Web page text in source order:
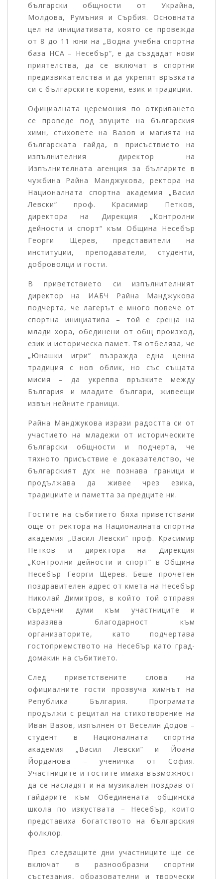
български общности от Украйна,
Молдова, Румъния и Сърбия. Основната
цел на инициативата, която се провежда
от 8 до 11 юни на „Водна учебна спортна
база НСА – Несебър“, е да създадат нови
приятелства, да се включат в спортни
предизвикателства и да укрепят връзката
си с българските корени, език и традиции.
Официалната церемония по откриването
се проведе под звуците на българския
химн, стиховете на Вазов и магията на
българската гайда, в присъствието на
изпълнителния директор на
Изпълнителната агенция за българите в
чужбина Райна Манджукова, ректора на
Националната спортна академия „Васил
Левски“ проф. Красимир Петков,
директора на Дирекция „Контролни
дейности и спорт“ към Община Несебър
Георги Щерев, представители на
институции, преподаватели, студенти,
доброволци и гости.
В приветствието си изпълнителният
директор на ИАБЧ Райна Манджукова
подчерта, че лагерът е много повече от
спортна инициатива – той е среща на
млади хора, обединени от общ произход,
език и историческа памет. Тя отбеляза, че
„Юнашки игри“ възражда една ценна
традиция с нов облик, но със същата
мисия – да укрепва връзките между
България и младите българи, живеещи
извън нейните граници.
Райна Манджукова изрази радостта си от
участието на младежи от историческите
български общности и подчерта, че
тяхното присъствие е доказателство, че
българският дух не познава граници и
продължава да живее чрез езика,
традициите и паметта за предците ни.
Гостите на събитието бяха приветствани
още от ректора на Националната спортна
академия „Васил Левски“ проф. Красимир
Петков и директора на Дирекция
„Контролни дейности и спорт“ в Община
Несебър Георги Щерев. Беше прочетен
поздравителен адрес от кмета на Несебър
Николай Димитров, в който той отправя
сърдечни думи към участниците и
изразява благодарност към
организаторите, като подчертава
гостоприемството на Несебър като град-
домакин на събитието.
След приветствените слова на
официалните гости прозвуча химнът на
Република България. Програмата
продължи с рецитал на стихотворение на
Иван Вазов, изпълнен от Веселин Додов –
студент в Националната спортна
академия „Васил Левски“ и Йоана
Йорданова – ученичка от София.
Участниците и гостите имаха възможност
да се насладят и на музикален поздрав от
гайдарите към Обединената общинска
школа по изкуствата – Несебър, които
представиха богатството на българския
фолклор.
През следващите дни участниците ще се
включат в разнообразни спортни
състезания, образователни и творчески